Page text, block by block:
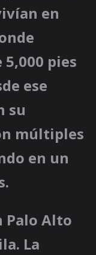
en
pies
ese
su
múltiples
en un
Palo Alto
La